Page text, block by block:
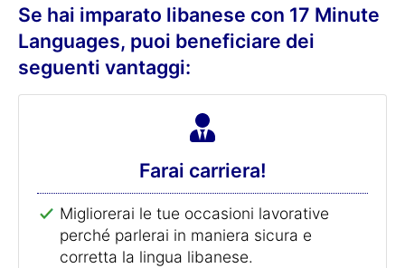
Se hai imparato libanese con 17 Minute
Languages, puoi beneficiare dei
seguenti vantaggi:
Farai carriera!
Migliorerai le tue occasioni lavorative
perché parlerai in maniera sicura e
corretta la lingua libanese.